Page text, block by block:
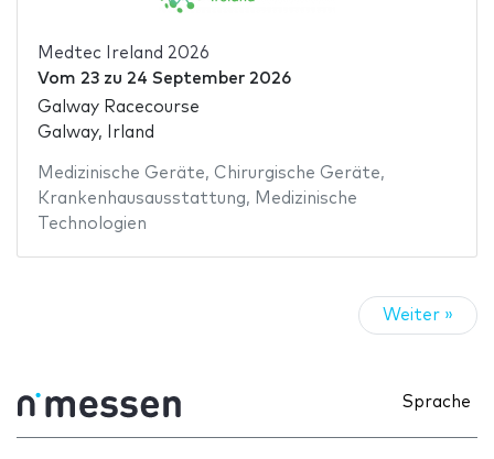
Medtec Ireland 2026
Vom 23zu 24 September 2026
Galway Racecourse
Galway, Irland
Medizinische Geräte, Chirurgische Geräte,
Krankenhausausstattung, Medizinische
Technologien
Weiter »
Sprache